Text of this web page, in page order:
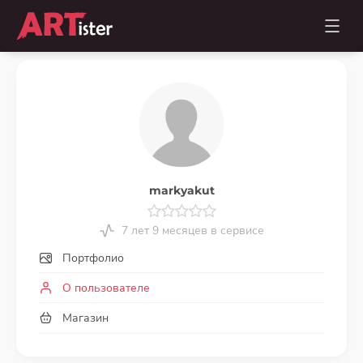
markyakut
7 лет 9 месяцев в сервисе
Портфолио
О пользователе
Магазин